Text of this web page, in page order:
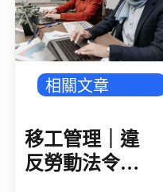
相關文章
移工管理｜違
反勞動法令雇